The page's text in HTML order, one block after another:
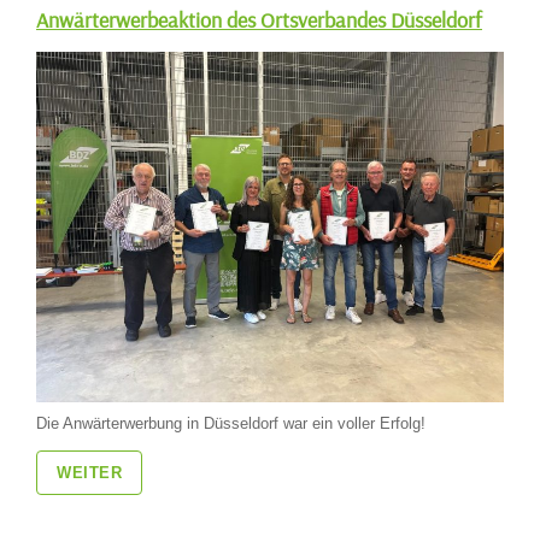
Anwärterwerbeaktion des Ortsverbandes Düsseldorf
Die Anwärterwerbung in Düsseldorf war ein voller Erfolg!
WEITER